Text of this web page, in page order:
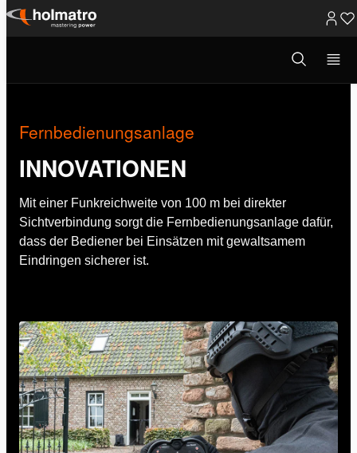
Zum
Suchmodus
öffnen
Fernbedienungsanlage
INNOVATIONEN
Mit einer Funkreichweite von 100 m bei direkter
Sichtverbindung sorgt die Fernbedienungsanlage dafür,
dass der Bediener bei Einsätzen mit gewaltsamem
Eindringen sicherer ist.